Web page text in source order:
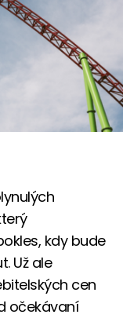
kdy bude
Už ale
cen
očekávaní